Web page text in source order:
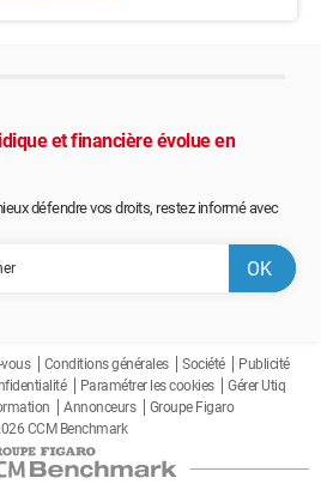
et financière évolue en
défendre vos droits, restez informé avec
vous Conditions générales Société
Publicité
Paramétrer les cookies
Gérer Utiq
Annonceurs
Groupe Figaro
CCM Benchmark